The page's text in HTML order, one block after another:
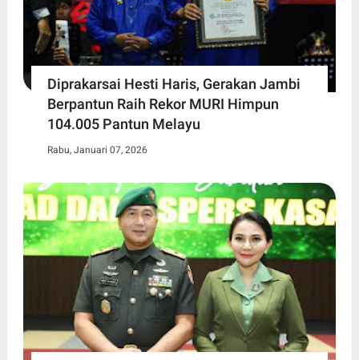
Diprakarsai Hesti Haris, Gerakan Jambi
Berpantun Raih Rekor MURI Himpun
104.005 Pantun Melayu
Rabu, Januari 07, 2026